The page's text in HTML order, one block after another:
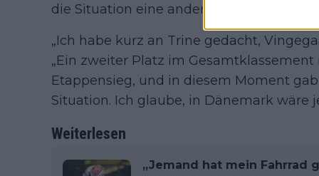
die Situation eine andere. Pogačar hätte
„Ich habe kurz an Trine gedacht,
„Ein zweiter Platz im
Etappensieg, und in diesem Moment
Situation. Ich glaube, in Dänemark wäre
Weiterlesen
„Jemand hat mein Fahrrad